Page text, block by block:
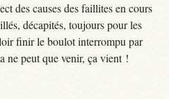
des causes des faillites en cours
décapités, toujours pour les
finir le boulot interrompu par
ne peut que venir, ça vient !